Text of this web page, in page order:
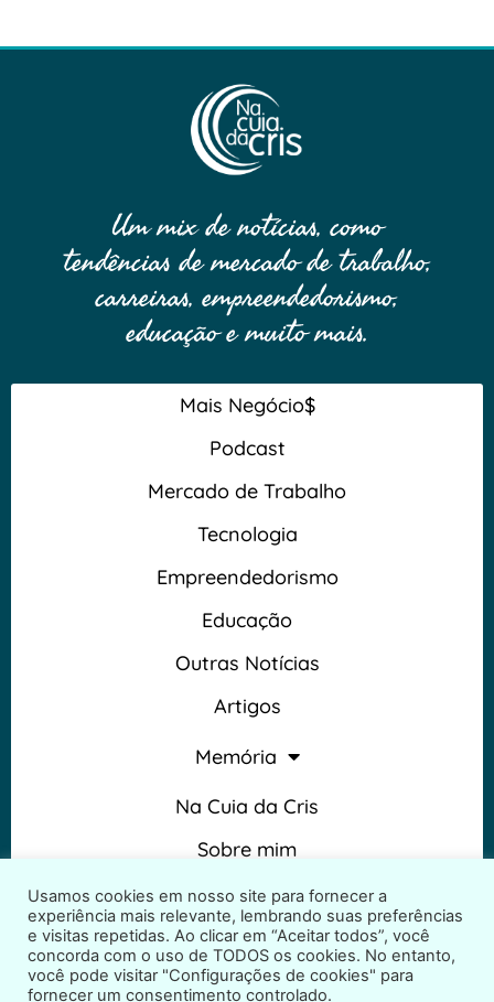
Um mix de notícias, como
tendências de mercado de trabalho,
carreiras, empreendedorismo,
educação e muito mais.
Mais Negócio$
Podcast
Mercado de Trabalho
Tecnologia
Empreendedorismo
Educação
Outras Notícias
Artigos
Memória
Na Cuia da Cris
Sobre mim
Termos e Condições
Usamos cookies em nosso site para fornecer a
experiência mais relevante, lembrando suas preferências
e visitas repetidas. Ao clicar em “Aceitar todos”, você
concorda com o uso de TODOS os cookies. No entanto,
você pode visitar "Configurações de cookies" para
fornecer um consentimento controlado.